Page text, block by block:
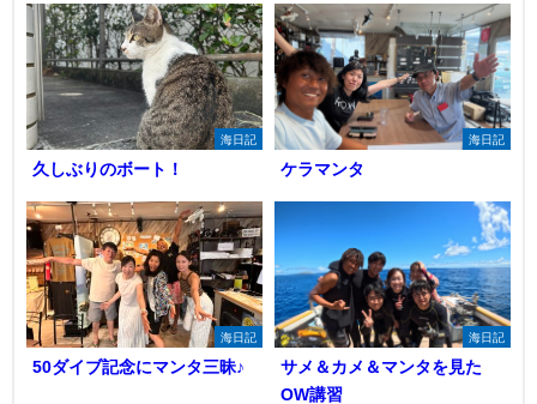
海日記
久しぶりのボート！
海日記
ケラマンタ
海日記
50ダイブ記念にマンタ三昧♪
海日記
サメ＆カメ＆マンタを見た
OW講習